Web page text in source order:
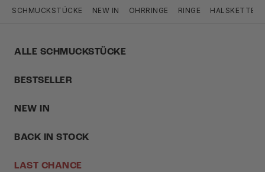
SCHMUCKSTÜCKE NEW IN OHRRINGE RINGE HALSKETTEN
ALLE SCHMUCKSTÜCKE
BESTSELLER
NEW IN
BACK IN STOCK
LAST CHANCE